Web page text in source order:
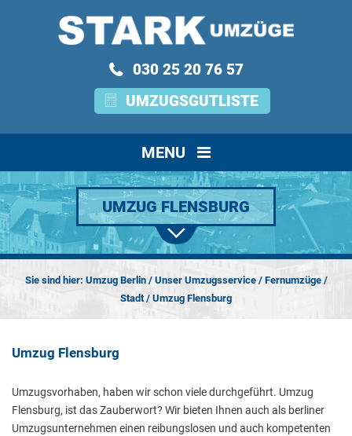
030 25 20 76 57
UMZUGSGUTLISTE
MENU
UMZUG FLENSBURG
Sie sind hier: Umzug Berlin/ Unser Umzugsservice/ Fernumzüge/
Stadt/ Umzug Flensburg
Umzug Flensburg
Umzugsvorhaben, haben wir schon viele durchgeführt. Umzug
Flensburg, ist das Zauberwort? Wir bieten Ihnen auch als berliner
Umzugsunternehmen einen reibungslosen und auch kompetenten